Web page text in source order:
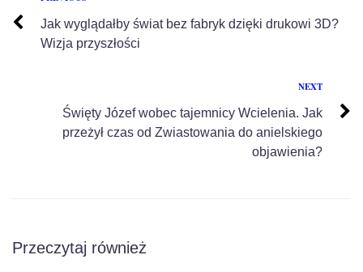
Jak wyglądałby świat bez fabryk dzięki drukowi 3D?
Wizja przyszłości
NEXT
Święty Józef wobec tajemnicy Wcielenia. Jak
przeżył czas od Zwiastowania do anielskiego
objawienia?
Przeczytaj również